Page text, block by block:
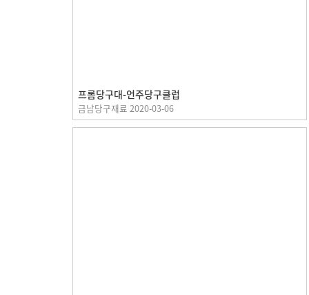
프롬당구대-언주당구클럽
금남당구재료 2020-03-06